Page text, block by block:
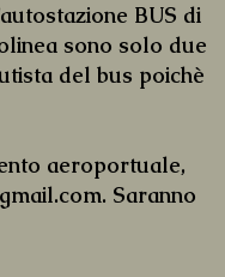
BUS di
sono solo due
del bus poichè
aeroportuale,
. Saranno